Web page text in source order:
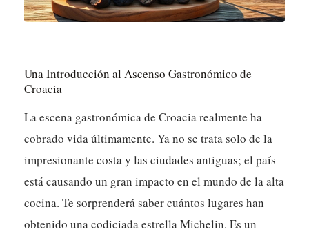
Una Introducción al Ascenso Gastronómico de
Croacia
La escena gastronómica de Croacia realmente ha
cobrado vida últimamente. Ya no se trata solo de la
impresionante costa y las ciudades antiguas; el país
está causando un gran impacto en el mundo de la alta
cocina. Te sorprenderá saber cuántos lugares han
obtenido una codiciada estrella Michelin. Es un